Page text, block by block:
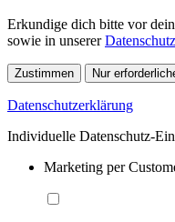
Erkundige dich bitte vor
sowie in unserer
Zustimmen Nur
Datenschutzerklärung
Individuelle Datenschutz-
Marketing per